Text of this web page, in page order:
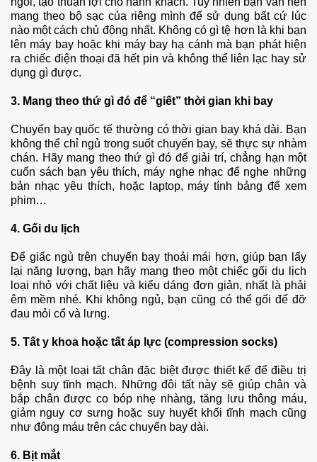
mang theo bộ sạc của riêng mình để sử dụng bất cứ lúc
nào một cách chủ động nhất. Không có gì tệ hơn là khi bạn
lên máy bay hoặc khi máy bay hạ cánh mà bạn phát hiện
ra chiếc điện thoại đã hết pin và không thể liên lạc hay sử
dụng gì được.
3. Mang theo thứ gì đó để “giết” thời gian khi bay
Chuyến bay quốc tế thường có thời gian bay khá dài. Bạn
không thể chỉ ngủ trong suốt chuyến bay, sẽ thực sự nhàm
chán. Hãy mang theo thứ gì đó để giải trí, chẳng hạn một
cuốn sách bạn yêu thích, máy nghe nhạc để nghe những
bản nhạc yêu thích, hoặc laptop, máy tính bảng để xem
phim…
4. Gối du lịch
Để giấc ngủ trên chuyến bay thoải mái hơn, giúp bạn lấy
lại năng lượng, bạn hãy mang theo một chiếc gối du lịch
loại nhỏ với chất liệu và kiểu dáng đơn giản, nhất là phải
êm mềm nhé. Khi không ngủ, bạn cũng có thể gối để đỡ
đau mỏi cổ và lưng.
5. Tất y khoa hoặc tất áp lực (compression socks)
Đây là một loại tất chân đặc biệt được thiết kế để điều trị
bệnh suy tĩnh mạch. Những đôi tất này sẽ giúp chân và
bắp chân được co bóp nhẹ nhàng, tăng lưu thông máu,
giảm nguy cơ sưng hoặc suy huyết khối tĩnh mạch cũng
như đông máu trên các chuyến bay dài.
6. Bịt mắt